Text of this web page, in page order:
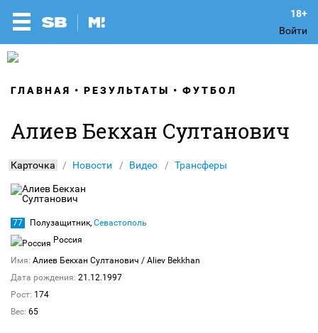
Войти
ГЛАВНАЯ РЕЗУЛЬТАТЫ ФУТБОЛ
Алиев Бекхан Султанович
Карточка Новости Видео Трансферы
77 Полузащитник, Севастополь
Россия
Имя: Алиев Бекхан Султанович / Aliev Bekkhan
Дата рождения: 21.12.1997
Рост: 174
Вес: 65